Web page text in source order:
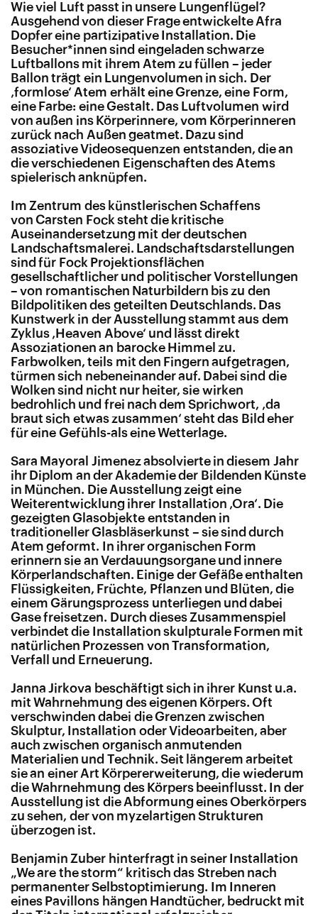
Wie viel Luft passt in unsere Lungenflügel?
Ausgehend von dieser Frage entwickelte Afra
Dopfer eine partizipative Installation. Die
Besucher*innen sind eingeladen schwarze
Luftballons mit ihrem Atem zu füllen – jeder
Ballon trägt ein Lungenvolumen in sich. Der
‚formlose‘ Atem erhält eine Grenze, eine Form,
eine Farbe: eine Gestalt. Das Luftvolumen wird
von außen ins Körperinnere, vom Körperinneren
zurück nach Außen geatmet. Dazu sind
assoziative Videosequenzen entstanden, die an
die verschiedenen Eigenschaften des Atems
spielerisch anknüpfen.
Im Zentrum des künstlerischen Schaffens
von Carsten Fock steht die kritische
Auseinandersetzung mit der deutschen
Landschaftsmalerei. Landschaftsdarstellungen
sind für Fock Projektionsflächen
gesellschaftlicher und politischer Vorstellungen
– von romantischen Naturbildern bis zu den
Bildpolitiken des geteilten Deutschlands. Das
Kunstwerk in der Ausstellung stammt aus dem
Zyklus ‚Heaven Above‘ und lässt direkt
Assoziationen an barocke Himmel zu.
Farbwolken, teils mit den Fingern aufgetragen,
türmen sich nebeneinander auf. Dabei sind die
Wolken sind nicht nur heiter, sie wirken
bedrohlich und frei nach dem Sprichwort, ‚da
braut sich etwas zusammen‘ steht das Bild eher
für eine Gefühls-als eine Wetterlage.
Sara Mayoral Jimenez absolvierte in diesem Jahr
ihr Diplom an der Akademie der Bildenden Künste
in München. Die Ausstellung zeigt eine
Weiterentwicklung ihrer Installation ‚Ora‘. Die
gezeigten Glasobjekte entstanden in
traditioneller Glasbläserkunst – sie sind durch
Atem geformt. In ihrer organischen Form
erinnern sie an Verdauungsorgane und innere
Körperlandschaften. Einige der Gefäße enthalten
Flüssigkeiten, Früchte, Pflanzen und Blüten, die
einem Gärungsprozess unterliegen und dabei
Gase freisetzen. Durch dieses Zusammenspiel
verbindet die Installation skulpturale Formen mit
natürlichen Prozessen von Transformation,
Verfall und Erneuerung.
Janna Jirkova beschäftigt sich in ihrer Kunst u.a.
mit Wahrnehmung des eigenen Körpers. Oft
verschwinden dabei die Grenzen zwischen
Skulptur, Installation oder Videoarbeiten, aber
auch zwischen organisch anmutenden
Materialien und Technik. Seit längerem arbeitet
sie an einer Art Körpererweiterung, die wiederum
die Wahrnehmung des Körpers beeinflusst. In der
Ausstellung ist die Abformung eines Oberkörpers
zu sehen, der von myzelartigen Strukturen
überzogen ist.
Benjamin Zuber hinterfragt in seiner Installation
„We are the storm“ kritisch das Streben nach
permanenter Selbstoptimierung. Im Inneren
eines Pavillons hängen Handtücher, bedruckt mit